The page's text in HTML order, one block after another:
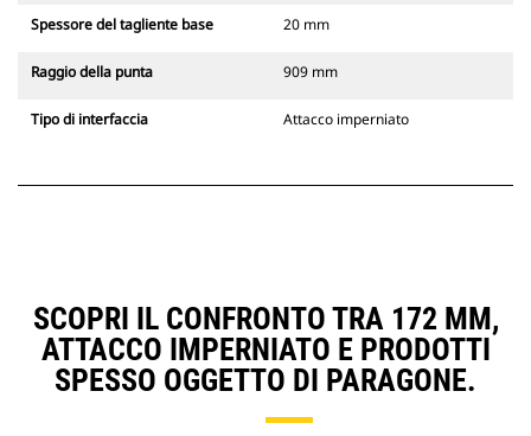
Spessore del tagliente base 20 mm
Raggio della punta 909 mm
Tipo di interfaccia Attacco imperniato
SCOPRI IL CONFRONTO TRA 172 MM,
ATTACCO IMPERNIATO E PRODOTTI
SPESSO OGGETTO DI PARAGONE.